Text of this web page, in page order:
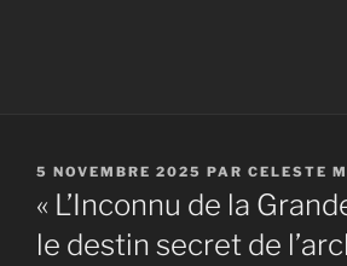
PUBLIÉ
5 NOVEMBRE 2025 PAR CELESTE
« L’Inconnu de la
le destin secret de